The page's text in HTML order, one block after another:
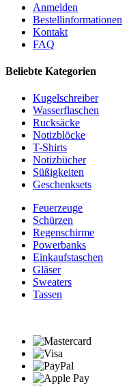
Anmelden
Bestellinformationen
Kontakt
FAQ
Beliebte Kategorien
Kugelschreiber
Wasserflaschen
Rucksäcke
Notizblöcke
T-Shirts
Notizbücher
Süßigkeiten
Geschenksets
Feuerzeuge
Schürzen
Regenschirme
Powerbanks
Einkaufstaschen
Gläser
Sweaters
Tassen